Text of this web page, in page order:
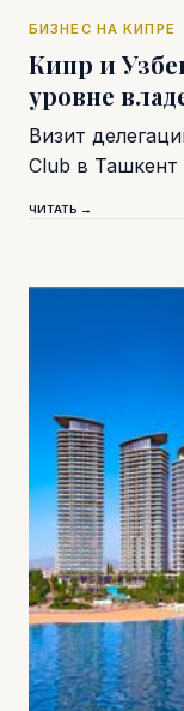
БИЗНЕС НА КИПРЕ
Кипр и
уровне
Визит
Club в Ташкент
ЧИТАТЬ →